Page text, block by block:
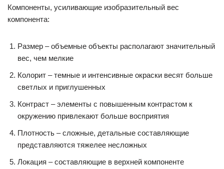
Компоненты, усиливающие изобразительный вес
компонента:
Размер – объемные объекты располагают значительный
вес, чем мелкие
Колорит – темные и интенсивные окраски весят больше
светлых и приглушенных
Контраст – элементы с повышенным контрастом к
окружению привлекают больше восприятия
Плотность – сложные, детальные составляющие
представляются тяжелее несложных
Локация – составляющие в верхней компоненте